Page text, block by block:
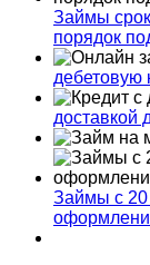
Займы
порядок
дебетовую
доставкой
Займы с 20